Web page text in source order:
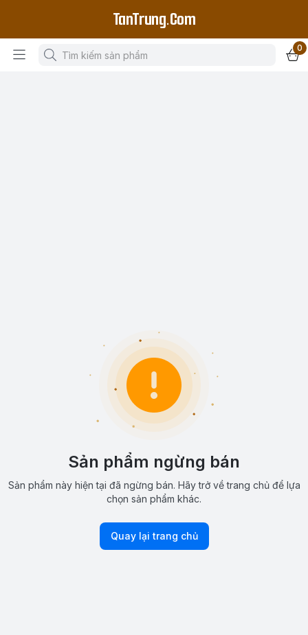
TanTrung.Com
0
Sản phẩm ngừng bán
Sản phẩm này hiện tại đã ngừng bán. Hãy trở về trang chủ để lựa
chọn sản phẩm khác.
Quay lại trang chủ